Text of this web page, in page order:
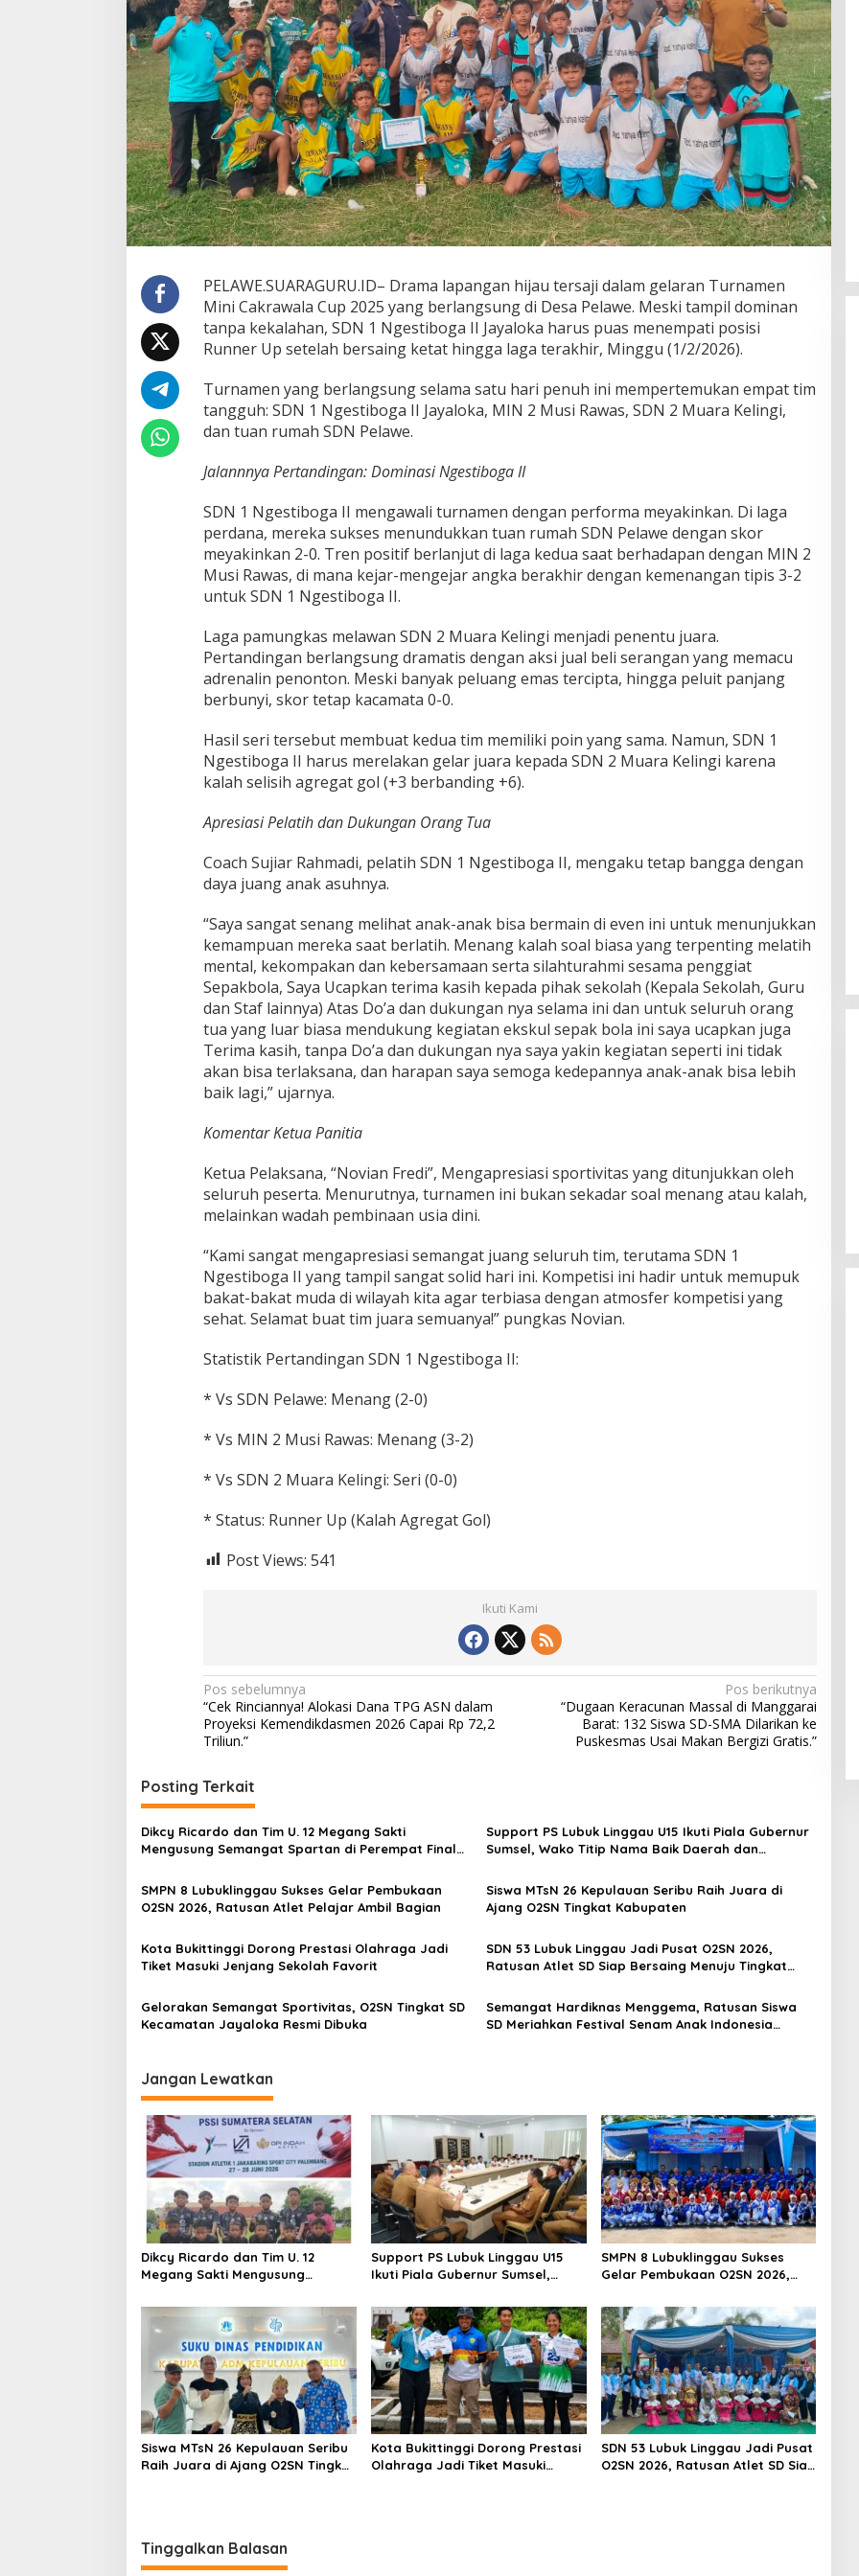
I
H
R
U
N
N
E
R
U
P
D
I
T
U
N
A
M
E
N
N
I
C
K
W
A
L
A
C
U
2
0
2
5
PELAWE.SUARAGURU.ID– Drama lapangan hijau tersaji dalam gelaran Turnamen
Mini Cakrawala Cup 2025 yang berlangsung di Desa Pelawe. Meski tampil dominan
tanpa kekalahan, SDN 1 Ngestiboga II Jayaloka harus puas menempati posisi
Runner Up setelah bersaing ketat hingga laga terakhir, Minggu (1/2/2026).
Turnamen yang berlangsung selama satu hari penuh ini mempertemukan empat tim
tangguh: SDN 1 Ngestiboga II Jayaloka, MIN 2 Musi Rawas, SDN 2 Muara Kelingi,
dan tuan rumah SDN Pelawe.
Jalannnya Pertandingan: Dominasi Ngestiboga II
SDN 1 Ngestiboga II mengawali turnamen dengan performa meyakinkan. Di laga
perdana, mereka sukses menundukkan tuan rumah SDN Pelawe dengan skor
meyakinkan 2-0. Tren positif berlanjut di laga kedua saat berhadapan dengan MIN 2
Musi Rawas, di mana kejar-mengejar angka berakhir dengan kemenangan tipis 3-2
untuk SDN 1 Ngestiboga II.
Laga pamungkas melawan SDN 2 Muara Kelingi menjadi penentu juara.
Pertandingan berlangsung dramatis dengan aksi jual beli serangan yang memacu
adrenalin penonton. Meski banyak peluang emas tercipta, hingga peluit panjang
berbunyi, skor tetap kacamata 0-0.
Hasil seri tersebut membuat kedua tim memiliki poin yang sama. Namun, SDN 1
Ngestiboga II harus merelakan gelar juara kepada SDN 2 Muara Kelingi karena
kalah selisih agregat gol (+3 berbanding +6).
Apresiasi Pelatih dan Dukungan Orang Tua
Coach Sujiar Rahmadi, pelatih SDN 1 Ngestiboga II, mengaku tetap bangga dengan
daya juang anak asuhnya.
“Saya sangat senang melihat anak-anak bisa bermain di even ini untuk menunjukkan
kemampuan mereka saat berlatih. Menang kalah soal biasa yang terpenting melatih
mental, kekompakan dan kebersamaan serta silahturahmi sesama penggiat
Sepakbola, Saya Ucapkan terima kasih kepada pihak sekolah (Kepala Sekolah, Guru
dan Staf lainnya) Atas Do’a dan dukungan nya selama ini dan untuk seluruh orang
tua yang luar biasa mendukung kegiatan ekskul sepak bola ini saya ucapkan juga
Terima kasih, tanpa Do’a dan dukungan nya saya yakin kegiatan seperti ini tidak
akan bisa terlaksana, dan harapan saya semoga kedepannya anak-anak bisa lebih
baik lagi,” ujarnya.
Komentar Ketua Panitia
Ketua Pelaksana, “Novian Fredi”, Mengapresiasi sportivitas yang ditunjukkan oleh
seluruh peserta. Menurutnya, turnamen ini bukan sekadar soal menang atau kalah,
melainkan wadah pembinaan usia dini.
“Kami sangat mengapresiasi semangat juang seluruh tim, terutama SDN 1
Ngestiboga II yang tampil sangat solid hari ini. Kompetisi ini hadir untuk memupuk
bakat-bakat muda di wilayah kita agar terbiasa dengan atmosfer kompetisi yang
sehat. Selamat buat tim juara semuanya!” pungkas Novian.
Statistik Pertandingan SDN 1 Ngestiboga II:
* Vs SDN Pelawe: Menang (2-0)
* Vs MIN 2 Musi Rawas: Menang (3-2)
* Vs SDN 2 Muara Kelingi: Seri (0-0)
* Status: Runner Up (Kalah Agregat Gol)
Post Views: 541
Ikuti Kami
N
a
v
i
g
a
s
i
p
s
Pos sebelumnya
“Cek Rinciannya! Alokasi Dana TPG ASN dalam
Proyeksi Kemendikdasmen 2026 Capai Rp 72,2
Triliun.”
Pos berikutnya
“Dugaan Keracunan Massal di Manggarai
Barat: 132 Siswa SD-SMA Dilarikan ke
Puskesmas Usai Makan Bergizi Gratis.”
Posting Terkait
Dikcy Ricardo dan Tim U. 12 Megang Sakti
Mengusung Semangat Spartan di Perempat Final
Support PS Lubuk Linggau U15 Ikuti Piala Gubernur
Sumsel, Wako Titip Nama Baik Daerah dan
SMPN 8 Lubuklinggau Sukses Gelar Pembukaan
O2SN 2026, Ratusan Atlet Pelajar Ambil Bagian
Siswa MTsN 26 Kepulauan Seribu Raih Juara di
Ajang O2SN Tingkat Kabupaten
Kota Bukittinggi Dorong Prestasi Olahraga Jadi
Tiket Masuki Jenjang Sekolah Favorit
SDN 53 Lubuk Linggau Jadi Pusat O2SN 2026,
Ratusan Atlet SD Siap Bersaing Menuju Tingkat
Gelorakan Semangat Sportivitas, O2SN Tingkat SD
Kecamatan Jayaloka Resmi Dibuka
Semangat Hardiknas Menggema, Ratusan Siswa
SD Meriahkan Festival Senam Anak Indonesia
Jangan Lewatkan
Dikcy Ricardo dan Tim U. 12
Megang Sakti Mengusung
Final Piala Presiden Zona
Sumatera Selatan
Support PS Lubuk Linggau U15
Ikuti Piala Gubernur Sumsel,
dan Semangat Juang Generasi
Muda
SMPN 8 Lubuklinggau Sukses
Gelar Pembukaan O2SN 2026,
Bagian
Siswa MTsN 26 Kepulauan Seribu
Raih Juara di Ajang O2SN Tingkat
Kota Bukittinggi Dorong Prestasi
Olahraga Jadi Tiket Masuki
SDN 53 Lubuk Linggau Jadi Pusat
O2SN 2026, Ratusan Atlet SD Siap
Tinggalkan Balasan
Bantuan bagi Korban Kebakaran
di Jawa Kanan SS
Di PGRI | 27 Juli 2026